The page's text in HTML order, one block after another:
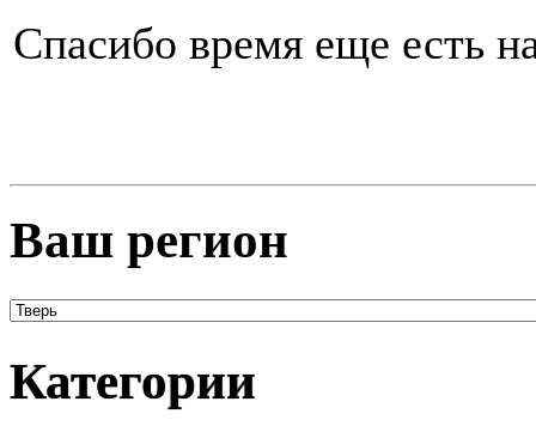
Спасибо время еще есть
Ваш регион
Категории